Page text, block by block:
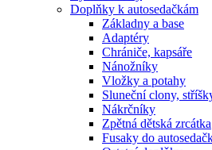
Doplňky k autosedačkám
Základny a base
Adaptéry
Chrániče, kapsáře
Nánožníky
Vložky a potahy
Sluneční clony,
Nákrčníky
Zpětná dětská zrcátka
Fusaky do